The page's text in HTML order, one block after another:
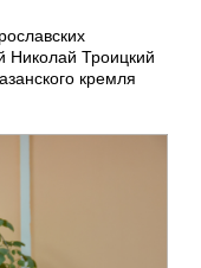
Николай Троицкий
кремля